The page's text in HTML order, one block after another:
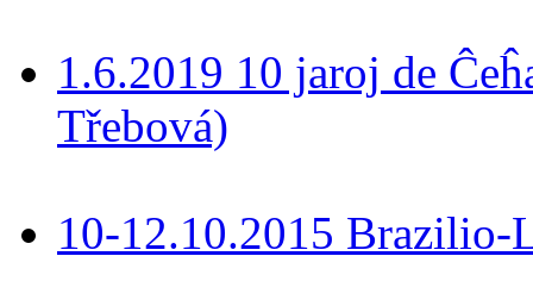
1.6.2019 10 jaroj de
Třebová)
10-12.10.2015